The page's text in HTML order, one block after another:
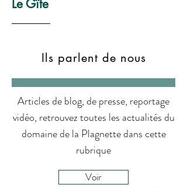
Le Gîte
Ils parlent de nous
Articles de blog, de presse, reportage
vidéo, retrouvez toutes les actualités du
domaine de la Plagnette dans cette
rubrique
Voir